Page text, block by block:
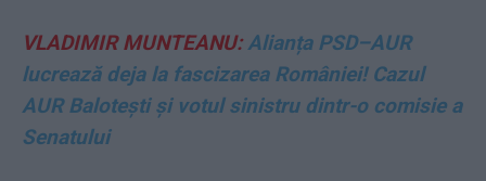
VLADIMIR MUNTEANU:Alianța PSD–AUR
lucrează deja la fascizarea României! Cazul
AUR Balotești și votul sinistru dintr-o comisie a
Senatului